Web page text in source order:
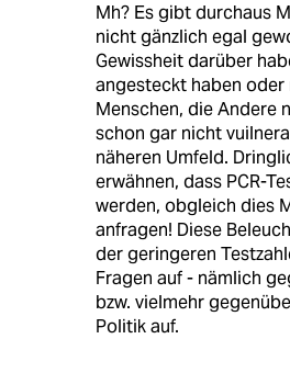
Mh? Es gibt durchaus
nicht gänzlich egal
Gewissheit darüber
angesteckt haben
Menschen, die Andere
schon gar nicht
näheren Umfeld.
erwähnen, dass PCR-
werden, obgleich dies
anfragen! Diese
der geringeren
Fragen auf - nämlich
bzw. vielmehr
Politik auf.